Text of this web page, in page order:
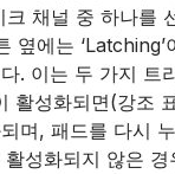
채널 중 하나를
옆에는
. 이는 두 가지 트
활성화되면(강조
며, 패드를 다시
성화되지 않은